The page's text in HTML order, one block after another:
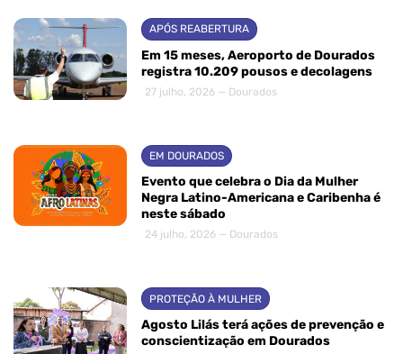
APÓS REABERTURA
Em 15 meses, Aeroporto de Dourados
registra 10.209 pousos e decolagens
27 julho, 2026 — Dourados
EM DOURADOS
Evento que celebra o Dia da Mulher
Negra Latino-Americana e Caribenha é
neste sábado
24 julho, 2026 — Dourados
PROTEÇÃO À MULHER
Agosto Lilás terá ações de prevenção e
conscientização em Dourados